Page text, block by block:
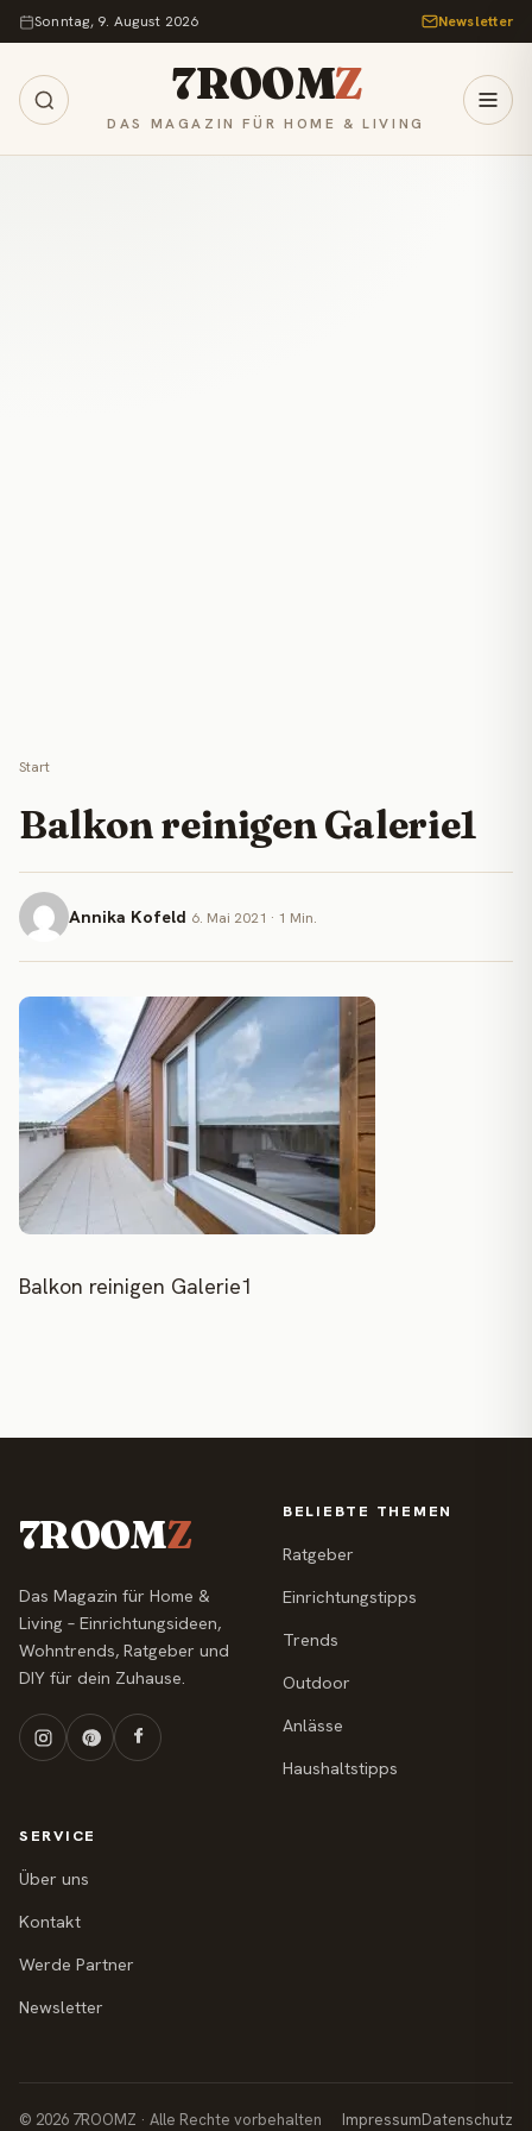
Zum Inhalt springen
Sonntag, 9. August 2026 Newsletter
7ROOMZ
DAS MAGAZIN FÜR HOME & LIVING
Start
Balkon reinigen Galerie1
Annika Kofeld 6. Mai 2021 · 1 Min.
Balkon reinigen Galerie1
7ROOMZ
Das Magazin für Home &
Living – Einrichtungsideen,
Wohntrends, Ratgeber und
DIY für dein Zuhause.
BELIEBTE THEMEN
Ratgeber
Einrichtungstipps
Trends
Outdoor
Anlässe
Haushaltstipps
SERVICE
Über uns
Kontakt
Werde Partner
Newsletter
© 2026 7ROOMZ · Alle Rechte vorbehalten ImpressumDatenschutz